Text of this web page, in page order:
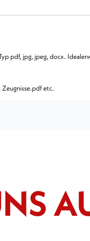
pdf, jpg, jpeg, docx.
etc.